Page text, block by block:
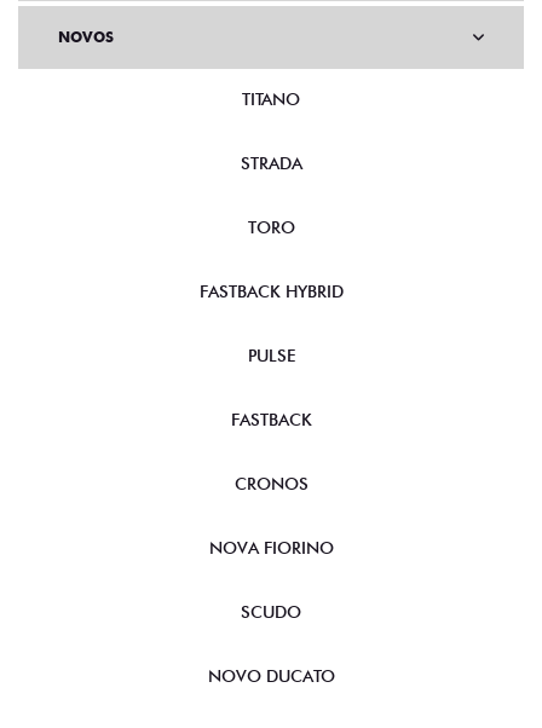
STRADA
TORO
FASTBACK HYBRID
PULSE
FASTBACK
CRONOS
NOVA FIORINO
SCUDO
NOVO DUCATO
MOBI